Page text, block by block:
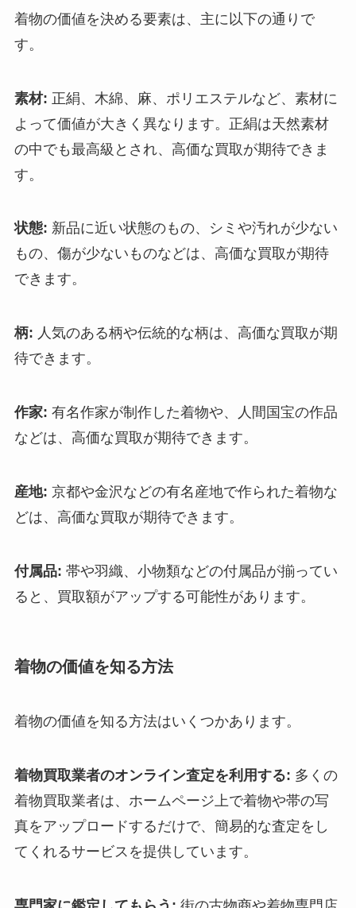
着物の価値を決める要素は、主に以下の通りで
す。
素材: 正絹、木綿、麻、ポリエステルなど、素材に
よって価値が大きく異なります。正絹は天然素材
の中でも最高級とされ、高価な買取が期待できま
す。
状態: 新品に近い状態のもの、シミや汚れが少ない
もの、傷が少ないものなどは、高価な買取が期待
できます。
柄: 人気のある柄や伝統的な柄は、高価な買取が期
待できます。
作家: 有名作家が制作した着物や、人間国宝の作品
などは、高価な買取が期待できます。
産地: 京都や金沢などの有名産地で作られた着物な
どは、高価な買取が期待できます。
付属品: 帯や羽織、小物類などの付属品が揃ってい
ると、買取額がアップする可能性があります。
着物の価値を知る方法
着物の価値を知る方法はいくつかあります。
着物買取業者のオンライン査定を利用する: 多くの
着物買取業者は、ホームページ上で着物や帯の写
真をアップロードするだけで、簡易的な査定をし
てくれるサービスを提供しています。